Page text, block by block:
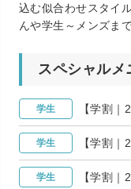
込む似合わせスタイ
んや学生～メンズま
スペシャルメ
学生 【学割
学生 【学割
学生 【学割